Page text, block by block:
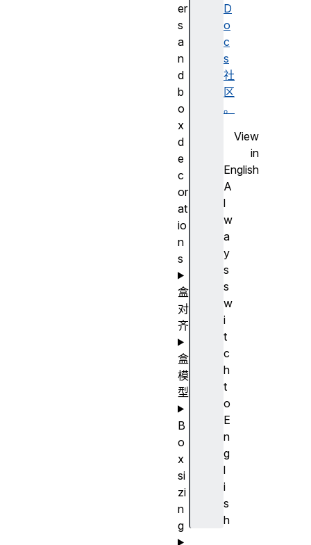
D
o
c
s
社
区
。
View
in
English
A
l
w
a
y
s
s
w
i
t
c
h
t
o
E
n
g
l
i
s
h
er
s
a
n
d
b
o
x
d
e
c
or
at
io
n
s
盒
对
齐
盒
模
型
B
o
x
si
zi
n
g